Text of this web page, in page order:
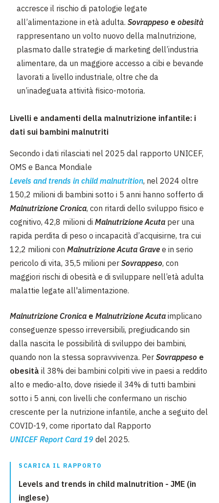
accresce il rischio di patologie legate
all’alimentazione in età adulta. Sovrappeso e obesità
rappresentano un volto nuovo della malnutrizione,
plasmato dalle strategie di marketing dell’industria
alimentare, da un maggiore accesso a cibi e bevande
lavorati a livello industriale, oltre che da
un’inadeguata attività fisico-motoria.
Livelli e andamenti della malnutrizione infantile: i
dati sui bambini malnutriti
Secondo i dati rilasciati nel 2025 dal rapporto UNICEF,
OMS e Banca Mondiale
Levels and trends in child malnutrition, nel 2024 oltre
150,2 milioni di bambini sotto i 5 anni hanno sofferto di
Malnutrizione Cronica, con ritardi dello sviluppo fisico e
cognitivo, 42,8 milioni di Malnutrizione Acuta per una
rapida perdita di peso o incapacità d’acquisirne, tra cui
12,2 milioni con Malnutrizione Acuta Grave e in serio
pericolo di vita, 35,5 milioni per Sovrappeso, con
maggiori rischi di obesità e di sviluppare nell’età adulta
malattie legate all'alimentazione.
Malnutrizione Cronica e Malnutrizione Acuta implicano
conseguenze spesso irreversibili, pregiudicando sin
dalla nascita le possibilità di sviluppo dei bambini,
quando non la stessa sopravvivenza. Per Sovrappeso e
obesità il 38% dei bambini colpiti vive in paesi a reddito
alto e medio-alto, dove risiede il 34% di tutti bambini
sotto i 5 anni, con livelli che confermano un rischio
crescente per la nutrizione infantile, anche a seguito del
COVID-19, come riportato dal Rapporto
UNICEF Report Card 19 del 2025.
SCARICA IL RAPPORTO
Levels and trends in child malnutrition - JME (in
inglese)